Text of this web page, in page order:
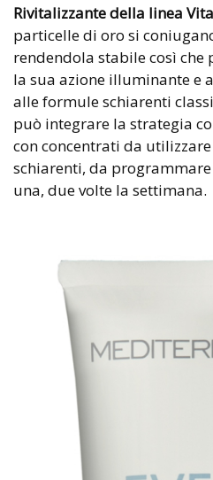
Rivitalizzante della linea
particelle di oro si
rendendola stabile così che
la sua azione illuminante e
alle formule schiarenti
può integrare la strategia
con concentrati da
schiarenti, da
una, due volte la settimana.